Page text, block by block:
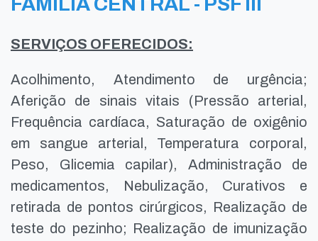
SERVIÇOS OFERECIDOS:
Acolhimento, Atendimento de urgência;
Aferição de sinais vitais (Pressão arterial,
Frequência cardíaca, Saturação de oxigênio
em sangue arterial, Temperatura corporal,
Peso, Glicemia capilar), Administração de
medicamentos, Nebulização, Curativos e
retirada de pontos cirúrgicos, Realização de
teste do pezinho; Realização de imunização